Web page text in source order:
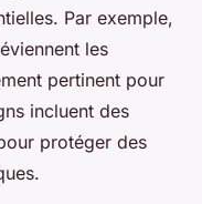
Par exemple,
les
pertinent pour
incluent des
protéger des